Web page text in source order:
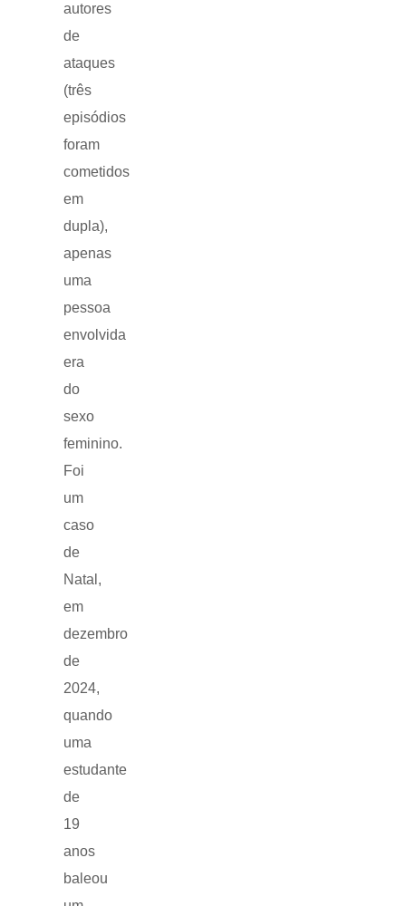
autores
de
ataques
(três
episódios
foram
cometidos
em
dupla),
apenas
uma
pessoa
envolvida
era
do
sexo
feminino.
Foi
um
caso
de
Natal,
em
dezembro
de
2024,
quando
uma
estudante
de
19
anos
baleou